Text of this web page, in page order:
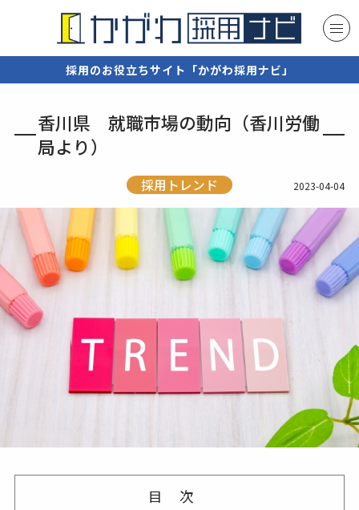
採用のお役立ちサイト「かがわ採用ナビ」
香川県 就職市場の動向（香川労働
局より）
採用トレンド 2023-04-04
目次